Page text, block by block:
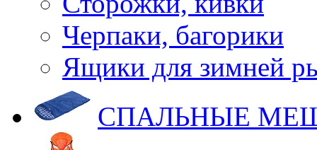
Черпаки, багорики
Ящики для зимней
СПАЛЬНЫЕ